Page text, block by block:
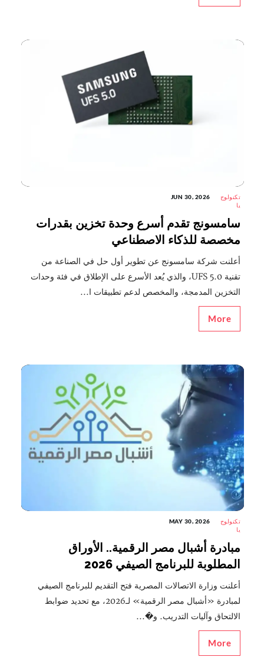
تكنولوج
يا
JUN 30, 2026
سامسونج تقدم أسرع وحدة تخزين بقدرات
مخصصة للذكاء الاصطناعي
أعلنت شركة سامسونج عن تطوير أول حل في الصناعة من
تقنية UFS 5.0، والذي يُعد الأسرع على الإطلاق في فئة وحدات
التخزين المدمجة، والمخصص لدعم تطبيقات ا...
More
تكنولوج
يا
MAY 30, 2026
مبادرة أشبال مصر الرقمية.. الأوراق
المطلوبة للبرنامج الصيفي 2026
أعلنت وزارة الاتصالات المصرية فتح التقديم للبرنامج الصيفي
لمبادرة «أشبال مصر الرقمية» لـ2026، مع تحديد ضوابط
الالتحاق وآليات التدريب. و�...
More